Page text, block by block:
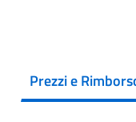
Prezzi e